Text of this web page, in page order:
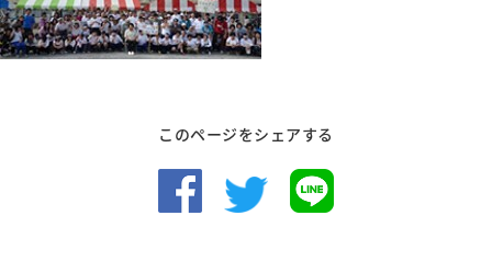
このページをシェアする